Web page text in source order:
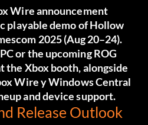
Wire announcement
playable demo ofHollow
2025 (Aug 20–24).
or the upcoming ROG
the Xbox booth, alongside
WireyWindows Central
and device support.
Release Outlook